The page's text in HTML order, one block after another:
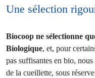
Une sélection
Biocoop ne sélectionne
Biologique, et, pour
pas suffisantes en bio,
de la cueillette, sous